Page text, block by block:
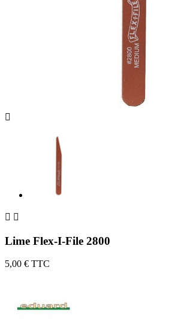

 
Lime Flex-I-File 2800
5,00 € TTC